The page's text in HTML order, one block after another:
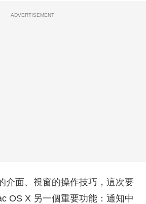
ADVERTISEMENT
介面、視窗的操作技巧，這次要
OS X 另一個重要功能：通知中